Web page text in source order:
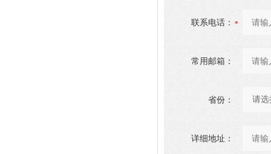
联系电话：
常用邮箱：
省份：
详细地址：